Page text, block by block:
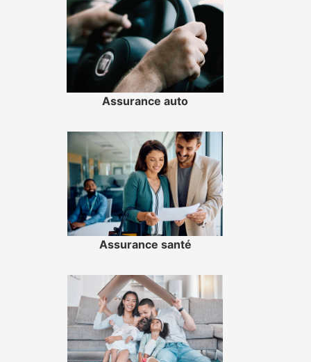
Assurance auto
Assurance santé